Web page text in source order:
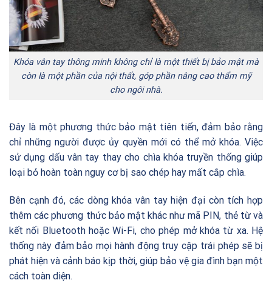
Khóa vân tay thông minh không chỉ là một thiết bị bảo mật mà
còn là một phần của nội thất, góp phần nâng cao thẩm mỹ
cho ngôi nhà.
Đây là một phương thức bảo mật tiên tiến, đảm bảo rằng
chỉ những người được ủy quyền mới có thể mở khóa. Việc
sử dụng dấu vân tay thay cho chìa khóa truyền thống giúp
loại bỏ hoàn toàn nguy cơ bị sao chép hay mất cắp chìa.
Bên cạnh đó, các dòng khóa vân tay hiện đại còn tích hợp
thêm các phương thức bảo mật khác như mã PIN, thẻ từ và
kết nối Bluetooth hoặc Wi-Fi, cho phép mở khóa từ xa. Hệ
thống này đảm bảo mọi hành động truy cập trái phép sẽ bị
phát hiện và cảnh báo kịp thời, giúp bảo vệ gia đình bạn một
cách toàn diện.